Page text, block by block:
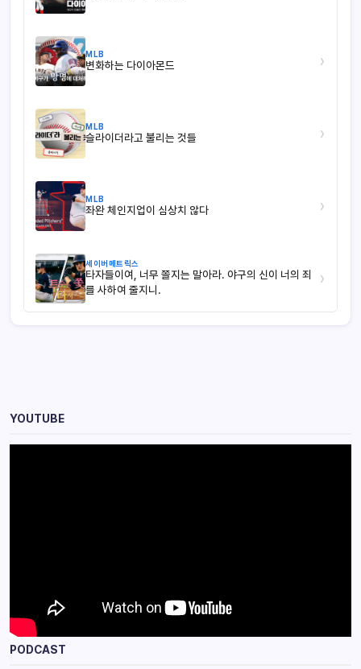
MLB
변화하는 다이아몬드 ›
MLB
슬라이더라고 불리는 것들 ›
MLB
좌완 체인지업이 심상치 않다 ›
세이버메트릭스
타자들이여, 너무 쫄지는 말아라. 야구의 신이 너의 죄
를 사하여 줄지니.
›
YOUTUBE
PODCAST